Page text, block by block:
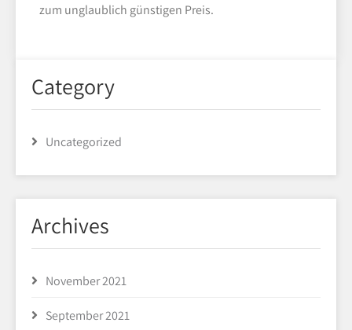
zum unglaublich günstigen Preis.
Category
Uncategorized
Archives
November 2021
September 2021